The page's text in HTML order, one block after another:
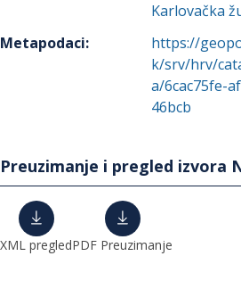
Karlovačka
Metapodaci:
https://
k/srv/hrv/
a/6cac75fe-
46bcb
Preuzimanje i pregled izvora
XML pregledPDF Preuzimanje